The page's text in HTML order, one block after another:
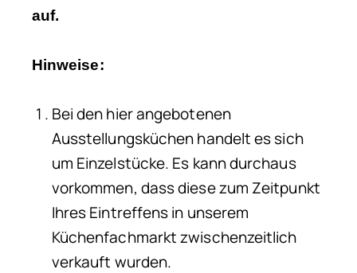
auf.
Hinweise:
Bei den hier angebotenen
Ausstellungsküchen handelt es sich
um Einzelstücke. Es kann durchaus
vorkommen, dass diese zum Zeitpunkt
Ihres Eintreffens in unserem
Küchenfachmarkt zwischenzeitlich
verkauft wurden.